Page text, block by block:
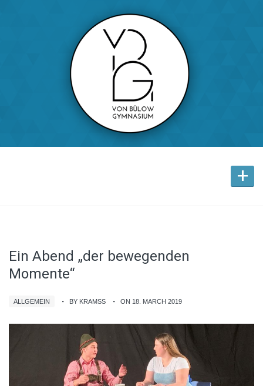
+
Ein Abend „der bewegenden
Momente“
ALLGEMEIN BY KRAMSS ON 18. MARCH 2019